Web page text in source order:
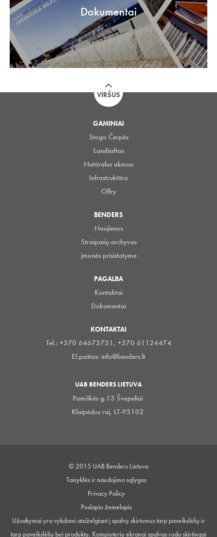
Dokumentai
VIRŠUS
GAMINIAI
Stogo Čerpės
Landšaftas
Natūralus akmuo
Infrastruktūra
Olfry
BENDERS
Naujienos
Straipsnių archyvas
įmonės prisistatyme
PAGALBA
Kontaktai
Dokumentai
KONTAKTAI
Tel.: +370 64673731, +370 61124474
El.paštas: info@benders.lt
UAB BENDERS LIETUVA
Pamiškės g.13 Švepeliai
Klaipėdos raj. LT-95102
© 2015 UAB Benders Lietuva
Taisyklės ir naudojimo sąlygos
Privacy Policy
Puslapio žemelapis
Užsakymai yra vykdomi atsiželgiant į spalvų skirtumus tarp paveikslėlių ir
tarp paveikslėlių bei produktų. Kompiuterių ekranai spalvas rodo skirtingai